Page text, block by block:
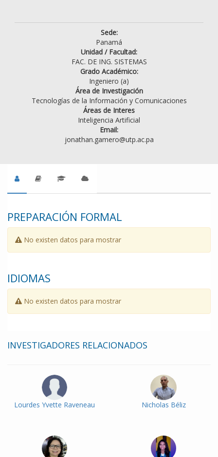
Sede:
Panamá
Unidad / Facultad:
FAC. DE ING. SISTEMAS
Grado Académico:
Ingeniero (a)
Área de Investigación
Tecnologías de la Información y Comunicaciones
Áreas de Interes
Inteligencia Artificial
Email:
jonathan.gamero@utp.ac.pa
PREPARACIÓN FORMAL
No existen datos para mostrar
IDIOMAS
No existen datos para mostrar
INVESTIGADORES RELACIONADOS
Lourdes Yvette Raveneau Nicholas Béliz